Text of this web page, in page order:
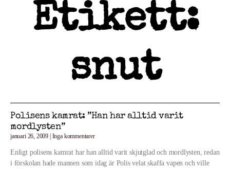
Etikett:
snut
Polisens kamrat: ”Han har alltid varit
mordlysten”
januari 26, 2009 Inga kommentarer
Enligt polisens kamrat har han alltid varit skjutglad och mordlysten, redan
i förskolan hade mannen som idag är Polis velat skaffa vapen och ville